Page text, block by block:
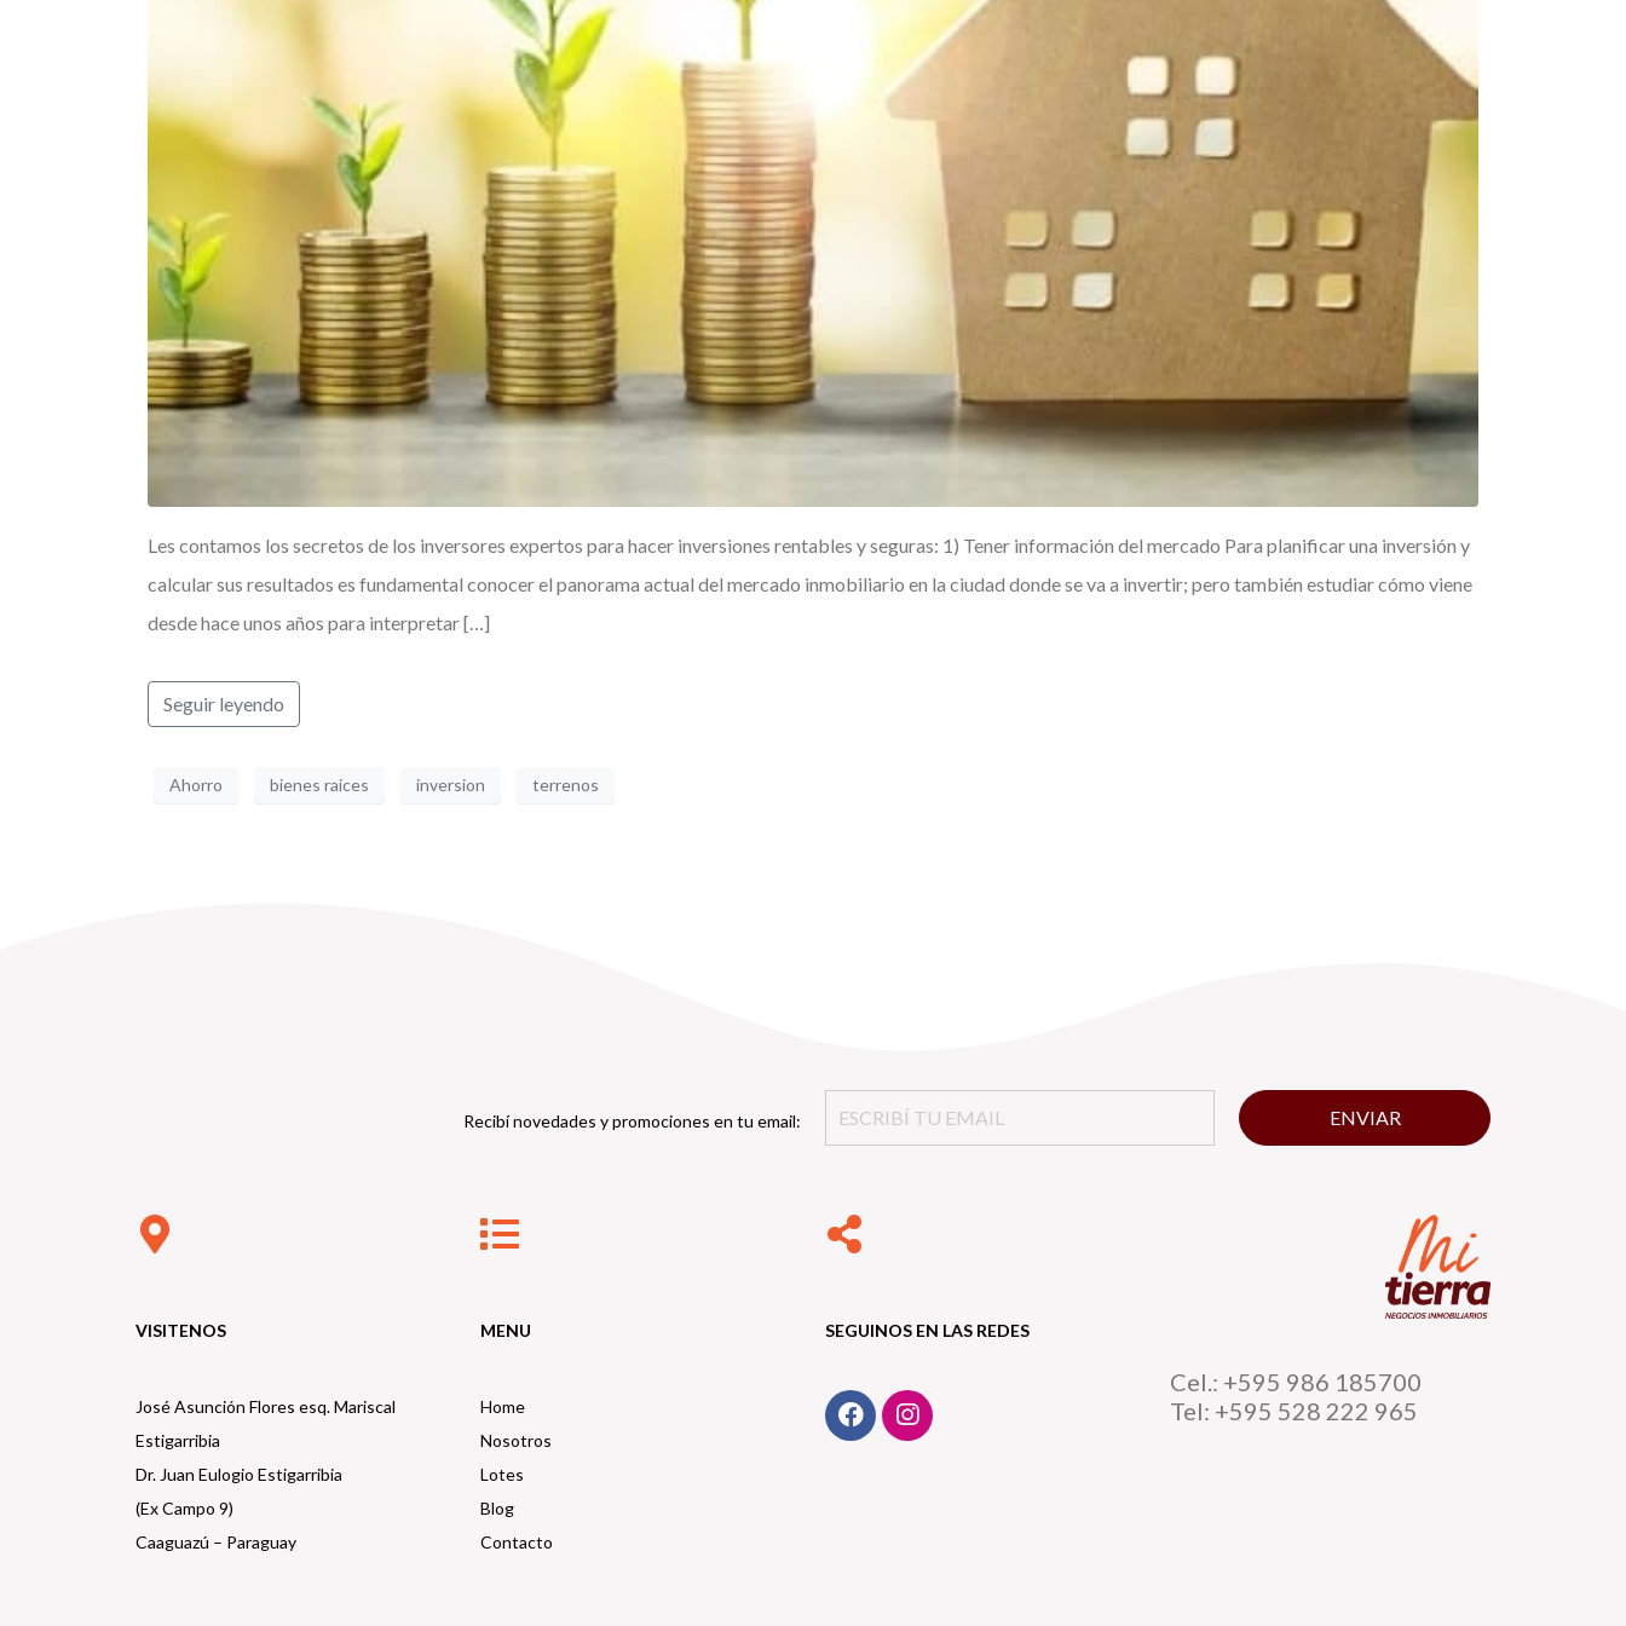
Les contamos los secretos de los inversores expertos para hacer inversiones rentables y seguras: 1) Tener información del mercado Para planificar una inversión y
calcular sus resultados es fundamental conocer el panorama actual del mercado inmobiliario en la ciudad donde se va a invertir; pero también estudiar cómo viene
desde hace unos años para interpretar […]
Seguir leyendo
Ahorro bienes raices inversion terrenos
Recibí novedades y promociones en tu email: ENVIAR
VISITENOS
José Asunción Flores esq. Mariscal
Estigarribia
Dr. Juan Eulogio Estigarribia
(Ex Campo 9)
Caaguazú – Paraguay
MENU
Home
Nosotros
Lotes
Blog
Contacto
SEGUINOS EN LAS REDES
Cel.: +595 986 185700
Tel: +595 528 222 965